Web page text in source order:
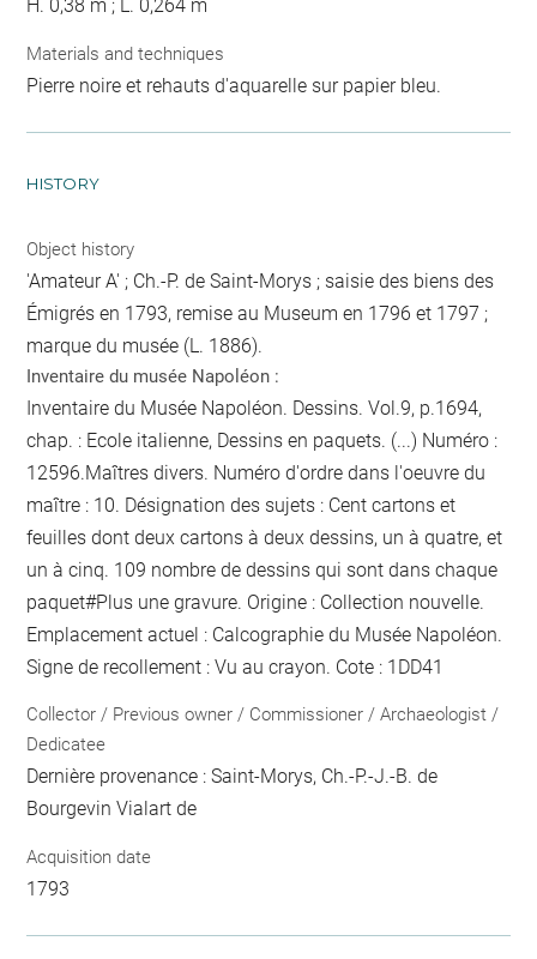
H. 0,38 m ; L. 0,264 m
Materials and techniques
Pierre noire et rehauts d'aquarelle sur papier bleu.
HISTORY
Object history
'Amateur A' ; Ch.-P. de Saint-Morys ; saisie des biens des
Émigrés en 1793, remise au Museum en 1796 et 1797 ;
marque du musée (L. 1886).
Inventaire du musée Napoléon :
Inventaire du Musée Napoléon. Dessins. Vol.9, p.1694,
chap. : Ecole italienne, Dessins en paquets. (...) Numéro :
12596.Maîtres divers. Numéro d'ordre dans l'oeuvre du
maître : 10. Désignation des sujets : Cent cartons et
feuilles dont deux cartons à deux dessins, un à quatre, et
un à cinq. 109 nombre de dessins qui sont dans chaque
paquet#Plus une gravure. Origine : Collection nouvelle.
Emplacement actuel : Calcographie du Musée Napoléon.
Signe de recollement :Vu au crayon. Cote : 1DD41
Collector / Previous owner / Commissioner / Archaeologist /
Dedicatee
Dernière provenance : Saint-Morys, Ch.-P.-J.-B. de
Bourgevin Vialart de
Acquisition date
1793